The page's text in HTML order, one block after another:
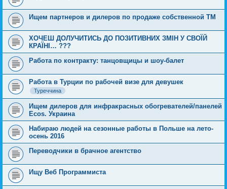
Ищем партнеров и дилеров по продаже собственной ТМ
ХОЧЕШ ДОЛУЧИТИСЬ ДО ПОЗИТИВНИХ ЗМІН У СВОЇЙ
КРАЇНІ… ???
Работа по контракту: танцовщицы и шоу-балет
Работа в Турции по рабочей визе для девушек
Туреччина
Ищем дилеров для инфракрасных обогревателей/панелей
Ecos. Украина
Набираю людей на сезонные работы в Польше на лето-
осень 2016
Переводчики в брачное агентство
Ищу Веб Программиста